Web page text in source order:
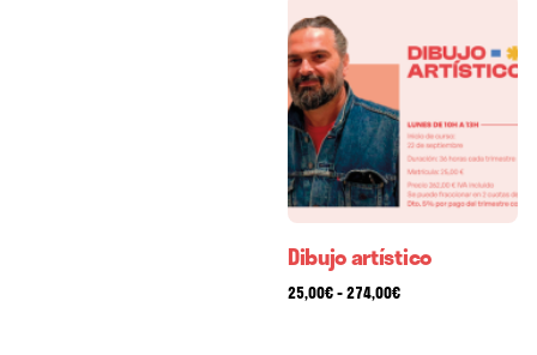
25,00€
hasta
274,00€
Dibujo artístico
25,00€-274,00€Rango